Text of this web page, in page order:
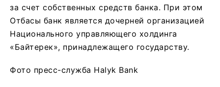
за счет собственных средств банка. При этом
Отбасы банк является дочерней организацией
Национального управляющего холдинга
«Байтерек», принадлежащего государству.
Фото пресс-служба Halyk Bank